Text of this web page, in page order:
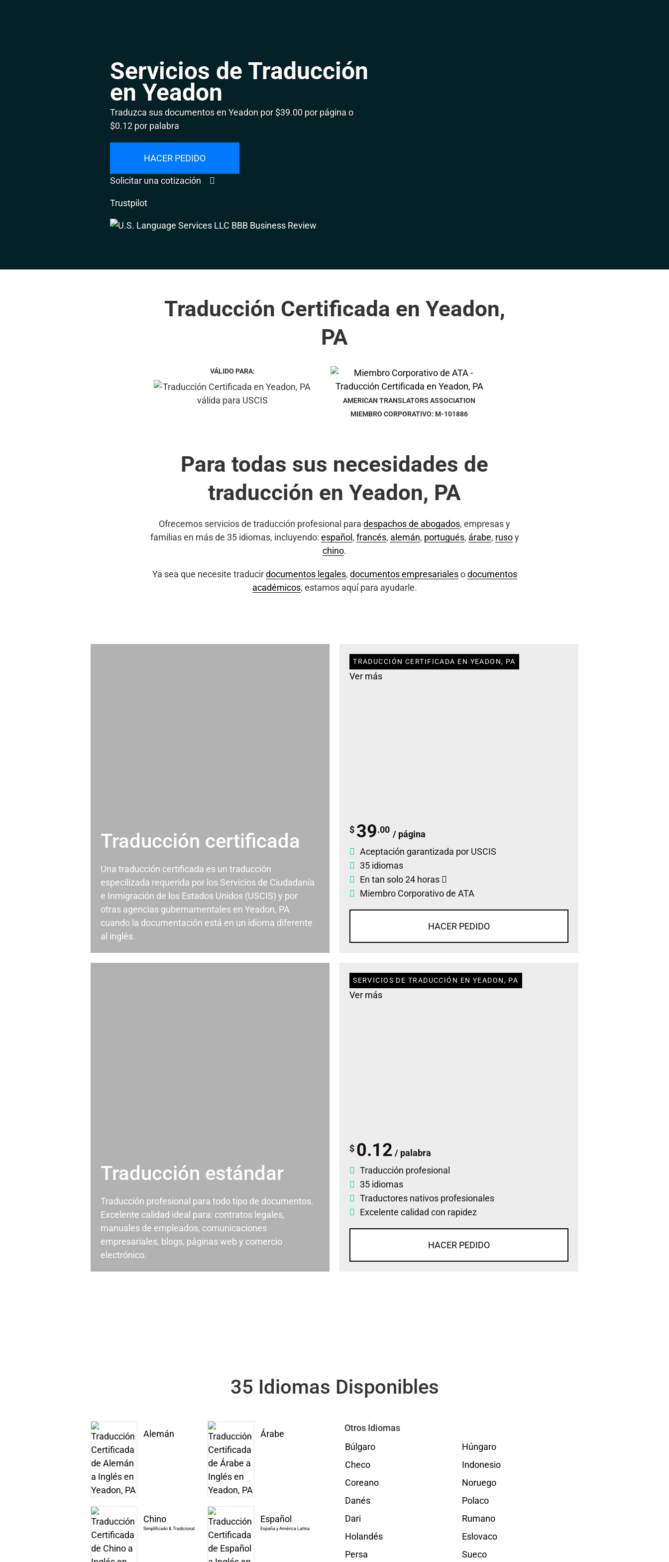
Servicios de Traducción
en Yeadon
Traduzca sus documentos en Yeadon por $39.00 por página o
$0.12 por palabra
HACER PEDIDO
Solicitar una cotización
Trustpilot
Traducción Certificada en Yeadon,
PA
VÁLIDO PARA:
AMERICAN TRANSLATORS ASSOCIATION
MIEMBRO CORPORATIVO: M-101886
Para todas sus necesidades de
traducción en Yeadon, PA
Ofrecemos servicios de traducción profesional para despachos de abogados, empresas y
familias en más de 35 idiomas, incluyendo: español , francés, alemán, portugués, árabe, rusoy
chino.
Ya sea que necesite traducirdocumentos legales, documentos empresarialesodocumentos
académicos, estamos aquí para ayudarle.
Traducción certificada
Una traducción certificada es un traducción
especilizada requerida por los Servicios de Ciudadanía
e Inmigración de los Estados Unidos (USCIS) y por
otras agencias gubernamentales en Yeadon, PA
cuando la documentación está en un idioma diferente
al inglés.
TRADUCCIÓN CERTIFICADA EN YEADON, PA
Ver más
$ 39.00 / página
Aceptación garantizada por USCIS
35 idiomas
En tan solo 24 horas
Miembro Corporativo de ATA
HACER PEDIDO
Traducción estándar
Traducción profesional para todo tipo de documentos.
Excelente calidad ideal para: contratos legales,
manuales de empleados, comunicaciones
empresariales, blogs, páginas web y comercio
electrónico.
SERVICIOS DE TRADUCCIÓN EN YEADON, PA
Ver más
$ 0.12 / palabra
Traducción profesional
35 idiomas
Traductores nativos profesionales
Excelente calidad con rapidez
HACER PEDIDO
35 Idiomas Disponibles
Alemán Árabe
Chino
Simplificado & Tradicional
Español
España y América Latina
Otros Idiomas
Búlgaro
Checo
Coreano
Danés
Dari
Holandés
Persa
Húngaro
Indonesio
Noruego
Polaco
Rumano
Eslovaco
Sueco